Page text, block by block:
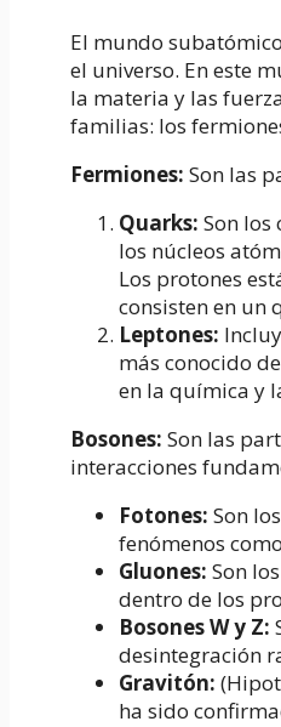
El mundo
el universo. En este
la materia y las
familias: los
Fermiones: Son las
Quarks: Son
los núcleos
Los protones
consisten en un
Leptones:
más conocido
en la química y
Bosones: Son las
interacciones
Fotones: Son
fenómenos
Gluones: Son
dentro de los
Bosones W y Z:
desintegración
Gravitón:
ha sido